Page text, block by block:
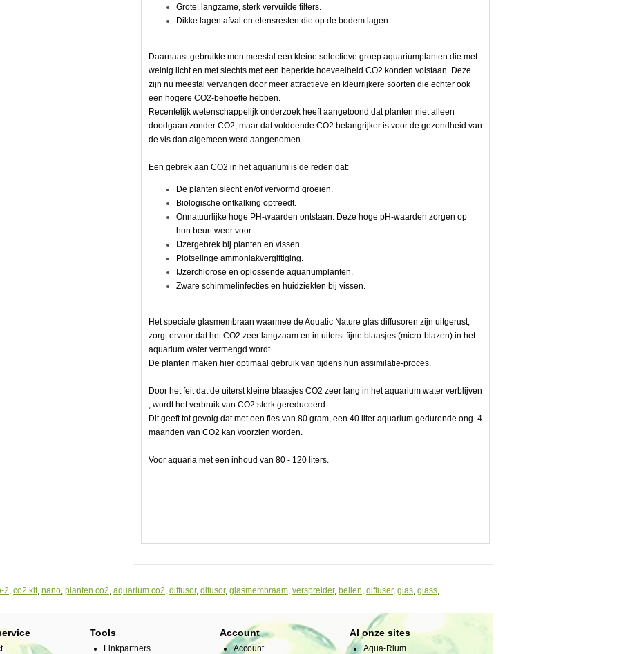
Grote, langzame, sterk vervuilde filters.
Dikke lagen afval en etensresten die op de bodem lagen.
Daarnaast gebruikte men meestal een kleine selectieve groep aquariumplanten die met
weinig licht en met slechts met een beperkte hoeveelheid CO2 konden volstaan. Deze
zijn nu meestal vervangen door meer attractieve en kleurrijkere soorten die echter ook
een hogere CO2-behoefte hebben.
Recentelijk wetenschappelijk onderzoek heeft aangetoond dat planten niet alleen
doodgaan zonder CO2, maar dat voldoende CO2 belangrijker is voor de gezondheid van
de vis dan algemeen werd aangenomen.
Een gebrek aan CO2 in het aquarium is de reden dat:
De planten slecht en/of vervormd groeien.
Biologische ontkalking optreedt.
Onnatuurlijke hoge PH-waarden ontstaan. Deze hoge pH-waarden zorgen op
hun beurt weer voor:
IJzergebrek bij planten en vissen.
Plotselinge ammoniakvergiftiging.
IJzerchlorose en oplossende aquariumplanten.
Zware schimmelinfecties en huidziekten bij vissen.
Het speciale glasmembraan waarmee de Aquatic Nature glas diffusoren zijn uitgerust,
zorgt ervoor dat het CO2 zeer langzaam en in uiterst fijne blaasjes (micro-blazen) in het
aquarium water vermengd wordt.
De planten maken hier optimaal gebruik van tijdens hun assimilatie-proces.
Door het feit dat de uiterst kleine blaasjes CO2 zeer lang in het aquarium water verblijven
, wordt het verbruik van CO2 sterk gereduceerd.
Dit geeft tot gevolg dat met een fles van 80 gram, een 40 liter aquarium gedurende ong. 4
maanden van CO2 kan voorzien worden.
Voor aquaria met een inhoud van 80 - 120 liters.
2, co2 kit, nano, planten co2, aquarium co2, diffusor, difusor, glasmembraam, verspreider, bellen, diffuser, glas, glass,
Tools
Linkpartners
Account
Account
Al onze sites
Aqua-Rium